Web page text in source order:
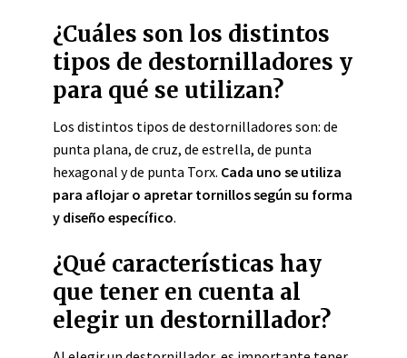
¿Cuáles son los distintos
tipos de destornilladores y
para qué se utilizan?
Los distintos tipos de destornilladores son: de
punta plana, de cruz, de estrella, de punta
hexagonal y de punta Torx. Cada uno se utiliza
para aflojar o apretar tornillos según su forma
y diseño específico.
¿Qué características hay
que tener en cuenta al
elegir un destornillador?